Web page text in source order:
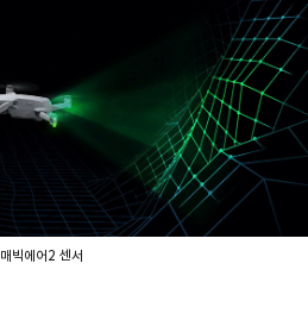
매빅에어2 센서